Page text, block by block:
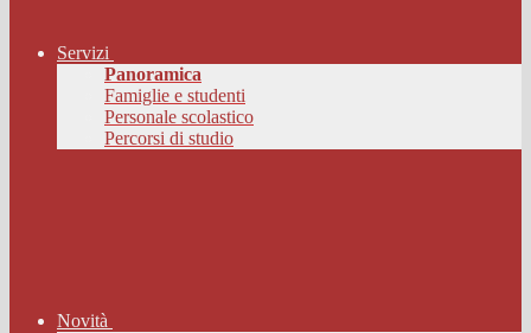
Servizi
Panoramica
Famiglie e studenti
Personale scolastico
Percorsi di studio
Novità